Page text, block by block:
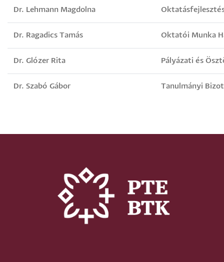
Dr. Lehmann Magdolna
Dr. Ragadics Tamás Oktatói Munka
Dr. Glózer Rita Pályázati és
Dr. Szabó Gábor Tanulmányi